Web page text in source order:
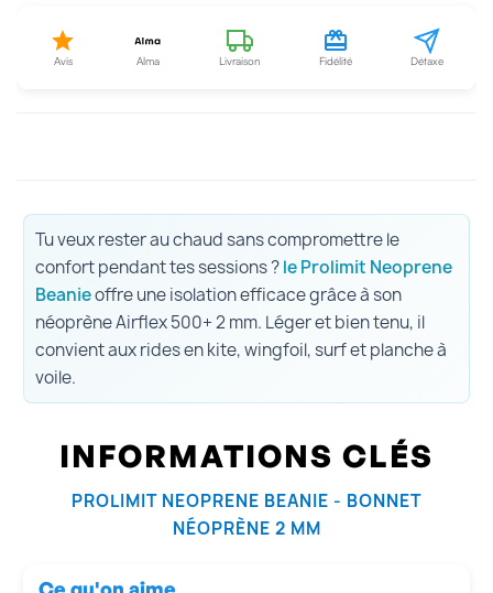
Avis Alma Livraison Fidélité Détaxe
Tu veux rester au chaud sans compromettre le
confort pendant tes sessions ?le Prolimit Neoprene
Beanieoffre une isolation efficace grâce à son
néoprène Airflex 500+ 2 mm. Léger et bien tenu, il
convient aux rides en kite, wingfoil, surf et planche à
voile.
INFORMATIONS CLÉS
PROLIMIT NEOPRENE BEANIE - BONNET
NÉOPRÈNE 2 MM